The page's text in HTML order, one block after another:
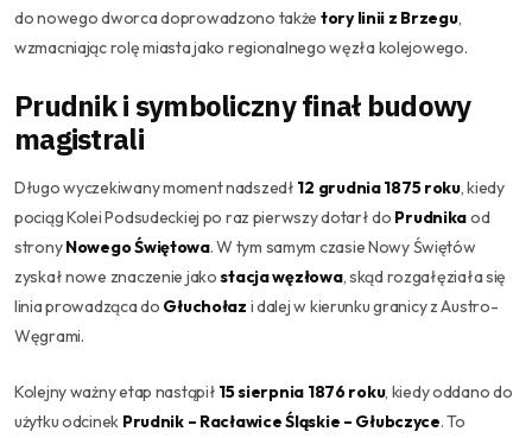
do nowego dworca doprowadzono także tory linii z Brzegu,
wzmacniając rolę miasta jako regionalnego węzła kolejowego.
Prudnik i symboliczny finał budowy
magistrali
Długo wyczekiwany moment nadszedł 12 grudnia 1875 roku, kiedy
pociąg Kolei Podsudeckiej po raz pierwszy dotarł do Prudnikaod
stronyNowego Świętowa. W tym samym czasie Nowy Świętów
zyskał nowe znaczenie jakostacja węzłowa, skąd rozgałęziała się
linia prowadząca do Głuchołaz i dalej w kierunku granicy z Austro-
Węgrami.
Kolejny ważny etap nastąpił 15 sierpnia 1876 roku, kiedy oddano do
użytku odcinek Prudnik – Racławice Śląskie – Głubczyce. To